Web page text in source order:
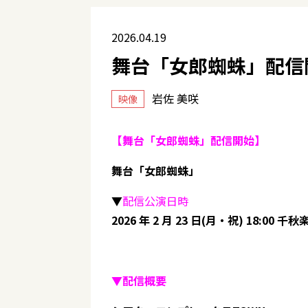
2026.04.19
舞台「女郎蜘蛛」配
映像 岩佐 美咲
【舞台「女郎蜘蛛」配信開始】
舞台「女郎蜘蛛」
▼配信公演日時
2026 年 2 月 23 日(月・祝) 18:00 千秋
▼配信概要